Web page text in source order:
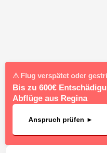
⚠ Flug verspätet oder
Bis zu 600€
Abflüge aus Regina
Anspruch prüfen ►